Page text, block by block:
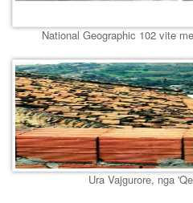
National Geographic 102 vite
Ura Vajgurore, nga